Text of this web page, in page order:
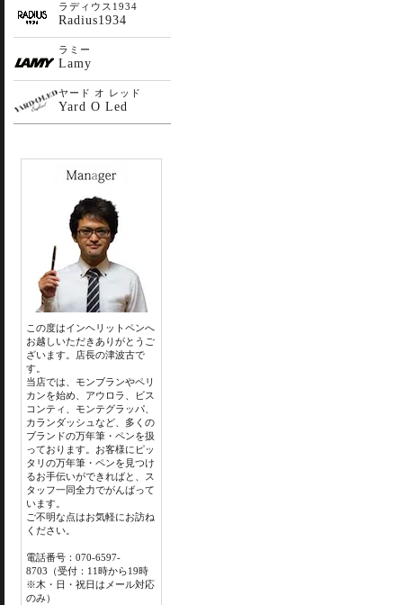
ラディウス1934
Radius1934
ラミー
Lamy
ヤード オ レッド
Yard O Led
この度はインヘリットペンへ
お越しいただきありがとうご
ざいます。店長の津波古で
す。
当店では、モンブランやペリ
カンを始め、アウロラ、ビス
コンティ、モンテグラッパ、
カランダッシュなど、多くの
ブランドの万年筆・ペンを扱
っております。お客様にピッ
タリの万年筆・ペンを見つけ
るお手伝いができればと、ス
タッフ一同全力でがんばって
います。
ご不明な点はお気軽にお訪ね
ください。
電話番号：070-6597-
8703（受付：11時から19時
※木・日・祝日はメール対応
のみ）